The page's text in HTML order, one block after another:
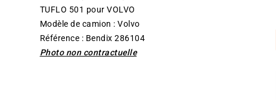
TUFLO 501 pour VOLVO
Modèle de camion : Volvo
Référence : Bendix 286104
Photo non contractuelle